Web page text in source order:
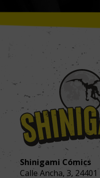
Shinigami Cómics
Calle Ancha, 3, 24401